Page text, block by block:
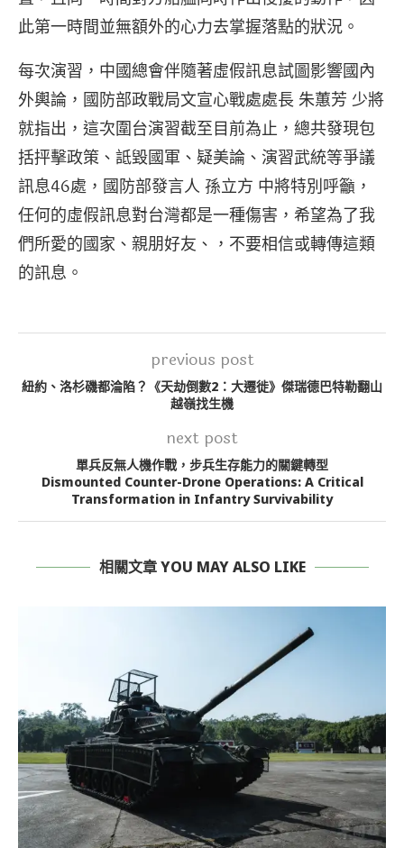
此第一時間並無額外的心力去掌握落點的狀況。
每次演習，中國總會伴隨著虛假訊息試圖影響國內
外輿論，國防部政戰局文宣心戰處處長 朱蕙芳 少將
就指出，這次圍台演習截至目前為止，總共發現包
括抨擊政策、詆毀國軍、疑美論、演習武統等爭議
訊息46處，國防部發言人 孫立方 中將特別呼籲，
任何的虛假訊息對台灣都是一種傷害，希望為了我
們所愛的國家、親朋好友、，不要相信或轉傳這類
的訊息。
previous post
紐約、洛杉磯都淪陷？《天劫倒數2：大遷徙》傑瑞德巴特勒翻山
越嶺找生機
next post
單兵反無人機作戰，步兵生存能力的關鍵轉型
Dismounted Counter-Drone Operations: A Critical
Transformation in Infantry Survivability
相關文章 YOU MAY ALSO LIKE